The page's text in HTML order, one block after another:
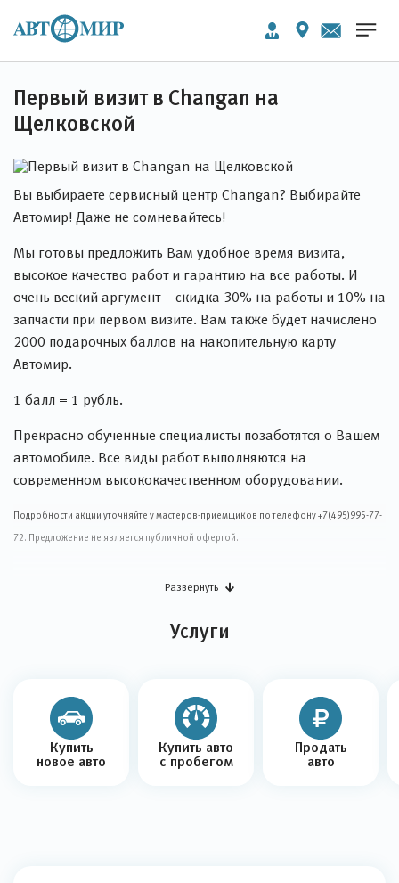
Первый визит в Changan на
Щелковской
Вы выбираете сервисный центр Changan? Выбирайте
Автомир! Даже не сомневайтесь!
Мы готовы предложить Вам удобное время визита,
высокое качество работ и гарантию на все работы. И
очень веский аргумент – скидка 30% на работы и 10% на
запчасти при первом визите. Вам также будет начислено
2000 подарочных баллов на накопительную карту
Автомир.
1 балл = 1 рубль.
Прекрасно обученные специалисты позаботятся о Вашем
автомобиле. Все виды работ выполняются на
современном высококачественном оборудовании.
Подробности акции уточняйте у мастеров-приемщиков по телефону +7(495)995-77-
72. Предложение не является публичной офертой.
Развернуть
Услуги
Купить
новое авто
Купить авто
с пробегом
Продать
авто